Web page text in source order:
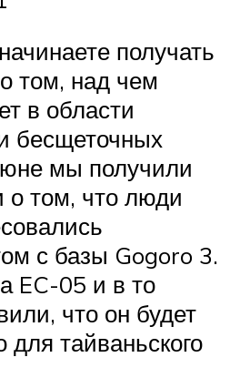
получать
том, над чем
в области
бесщеточных
мы получили
о том, что люди
с базы Gogoro 3.
EC-05 и в то
что он будет
тайваньского